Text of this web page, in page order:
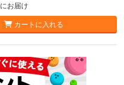
にお届け
カートに入れる